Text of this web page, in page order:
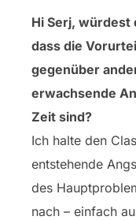
Hi Serj, würdest
dass die
gegenüber
erwachsende
Zeit sind?
Ich halte den
entstehende
des
nach – einfach